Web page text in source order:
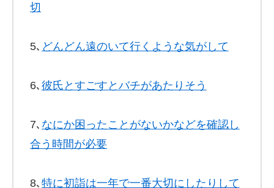
切
5､ どんどん遠のいて行くような気がして
6､ 彼氏とすごすとバチがあたりそう
7､ なにか困ったことがないかなどを確認し
合う時間が必要
8､ 特に初詣は一年で一番大切にしたりして